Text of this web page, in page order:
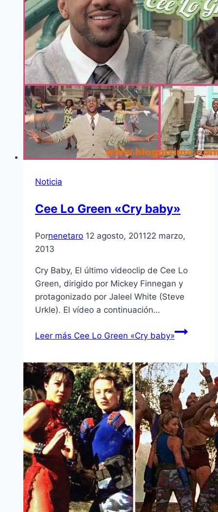
Noticia
Cee Lo Green «Cry baby»
Pornenetaro 12 agosto, 201122 marzo,
2013
Cry Baby, El último videoclip de Cee Lo
Green, dirigido por Mickey Finnegan y
protagonizado por Jaleel White (Steve
Urkle). El ví­deo a continuación…
Leer más Cee Lo Green «Cry baby»